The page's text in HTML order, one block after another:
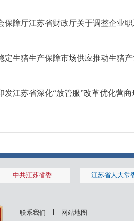
保障厅江苏省财政厅关于调整企业
定生猪生产保障市场供应推动生猪
发江苏省深化“放管服”改革优化营
中共江苏省委 江苏省人大常
联系我们 网站地图